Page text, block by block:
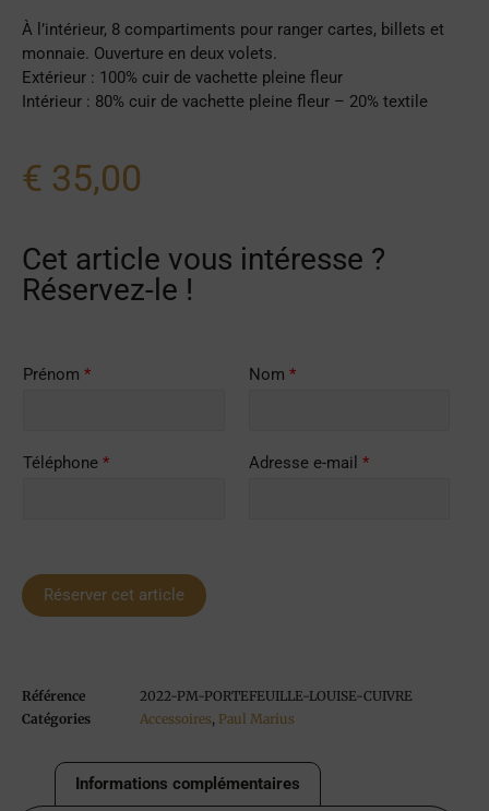
À l’intérieur, 8 compartiments pour ranger cartes, billets et
monnaie. Ouverture en deux volets.
Extérieur : 100% cuir de vachette pleine fleur
Intérieur : 80% cuir de vachette pleine fleur – 20% textile
€ 35,00
Cet article vous intéresse ?
Réservez-le !
Prénom * Nom *
Téléphone * Adresse e-mail *
Réserver cet article
Référence
2022-PM-PORTEFEUILLE-LOUISE-CUIVRE
Catégories
Accessoires, Paul Marius
Informations complémentaires